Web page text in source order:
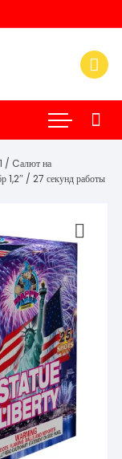
/ Cалют на
1,2″ / 27 секунд работы